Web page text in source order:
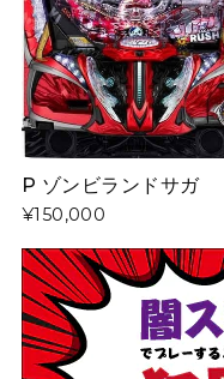
P ゾンビランドサガ
¥150,000